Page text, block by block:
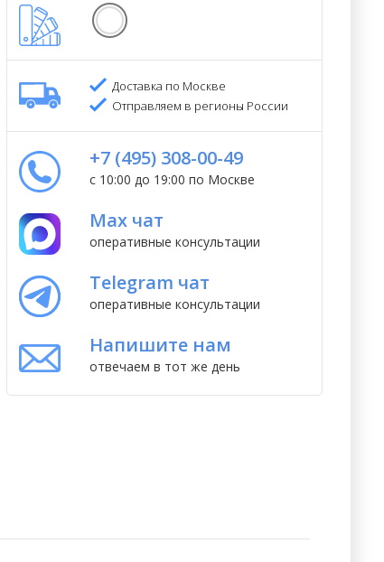
Доставка по Москве
Отправляем в регионы России
+7 (495) 308-00-49
с 10:00 до 19:00 по Москве
Max чат
оперативные консультации
Telegram чат
оперативные консультации
Напишите нам
отвечаем в тот же день